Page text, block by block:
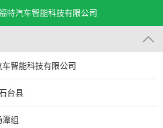
特汽车智能科技有限公司
智能科技有限公司
台县
组